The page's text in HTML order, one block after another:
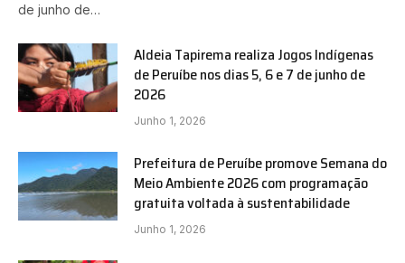
de junho de…
Aldeia Tapirema realiza Jogos Indígenas
de Peruíbe nos dias 5, 6 e 7 de junho de
2026
Junho 1, 2026
Prefeitura de Peruíbe promove Semana do
Meio Ambiente 2026 com programação
gratuita voltada à sustentabilidade
Junho 1, 2026